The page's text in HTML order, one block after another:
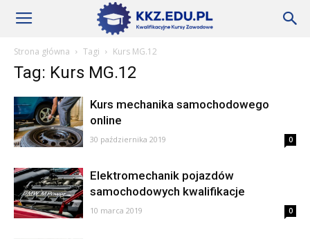
Szkoły
KKZ
Aktualności
Strona główna Tagi Kurs MG.12
Tag: Kurs MG.12
Kurs mechanika samochodowego
online
30 października 2019 0
Elektromechanik pojazdów
samochodowych kwalifikacje
10 marca 2019 0